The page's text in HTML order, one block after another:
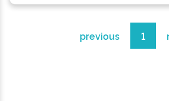
previous 1